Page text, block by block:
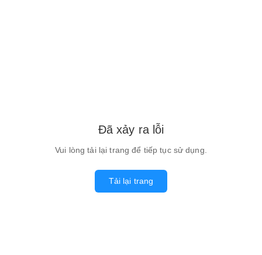
Đã xảy ra lỗi
Vui lòng tải lại trang để tiếp tục sử dụng.
Tải lại trang